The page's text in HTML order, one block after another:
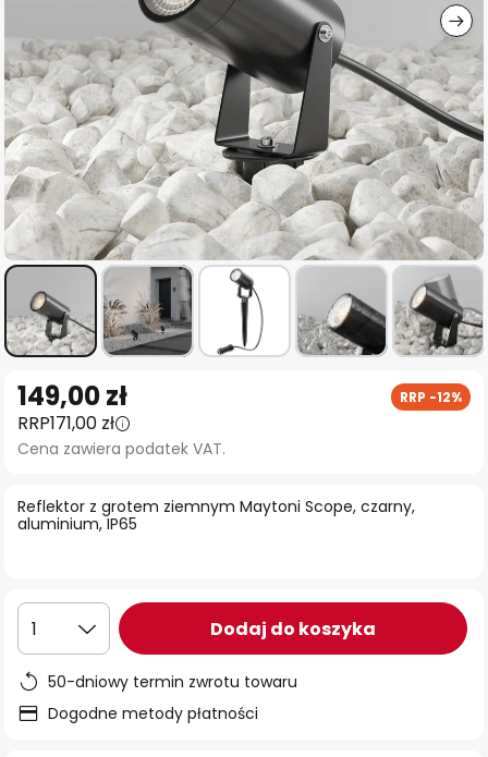
na
początek
galerii
Reflektor z grotem ziemnym Maytoni Scope, czarny,
aluminium, IP65
149,00 zł RRP -12%
RRP171,00 zł
Cena zawiera podatek VAT.
1 Dodaj do koszyka
50-dniowy termin zwrotu towaru
Dogodne metody płatności